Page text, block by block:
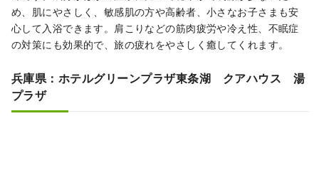
め、肌にやさしく、敏感肌の方や高齢者、小さなお子さまも安
心して入浴できます。肩こりなどの筋肉疲労や冷え性、不眠症
の対策にも効果的で、旅の疲れをやさしく癒してくれます。
兵庫県：ホテルグリーンプラザ東条湖 クアハウス 湯
プラザ